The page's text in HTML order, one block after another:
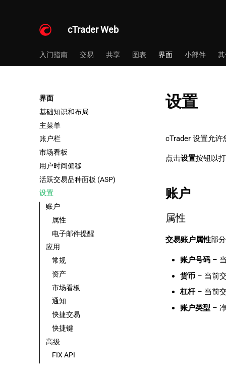
cTrader Web
入门指南 交易 共享 图表 界面 小部件
界面
基础知识和布局
主菜单
账户栏
市场看板
用户时间偏移
活跃交易品种面板 (ASP)
设置
账户
属性
电子邮件提醒
应用
常规
资产
市场看板
通知
快捷交易
快捷键
高级
FIX API
设置
cTrader 设置允
点击设置按钮以
账户
属性
交易账户属性部
账户号码–
货币– 当前
杠杆– 当前
账户类型 –